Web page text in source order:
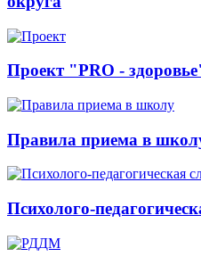
Проект "PRO -
Правила приема в
Психолого-